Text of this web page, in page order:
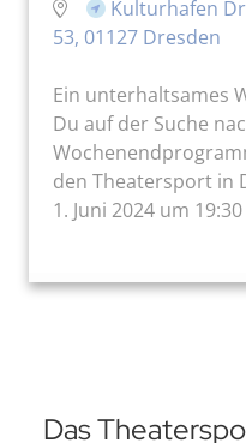
Kulturhafen
53, 01127 Dresden
Ein unterhaltsames
Du auf der Suche
den Theatersport in
1. Juni 2024 um
Das